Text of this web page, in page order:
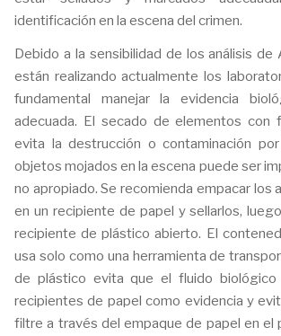
identificación en la escena del crimen.
Debido a la sensibilidad de los análisis de
están realizando actualmente los
fundamental manejar la evidencia
adecuada. El secado de elementos con
evita la destrucción o contaminación
objetos mojados en la escena puede ser
no apropiado. Se recomienda empacar los
en un recipiente de papel y sellarlos,
recipiente de plástico abierto. El
usa solo como una herramienta de
de plástico evita que el fluido biológico
recipientes de papel como evidencia y
filtre a través del empaque de papel en el